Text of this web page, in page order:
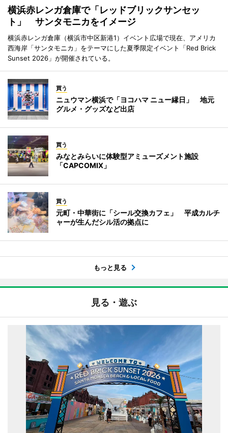
横浜赤レンガ倉庫で「レッドブリックサンセッ
ト」 サンタモニカをイメージ
横浜赤レンガ倉庫（横浜市中区新港1）イベント広場で現在、アメリカ
西海岸「サンタモニカ」をテーマにした夏季限定イベント「Red Brick
Sunset 2026」が開催されている。
買う
ニュウマン横浜で「ヨコハマ ニュー縁日」 地元
グルメ・グッズなど出店
買う
みなとみらいに体験型アミューズメント施設
「CAPCOMIX」
買う
元町・中華街に「シール交換カフェ」 平成カルチ
ャーが生んだシル活の拠点に
もっと見る
見る・遊ぶ